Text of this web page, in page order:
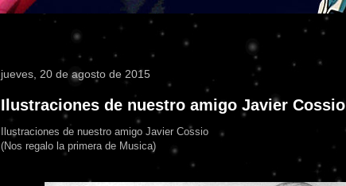
jueves, 20 de agosto de 2015
Ilustraciones de nuestro amigo Javier Cossio
Ilustraciones de nuestro amigo Javier Cossio
(Nos regalo la primera de Musica)